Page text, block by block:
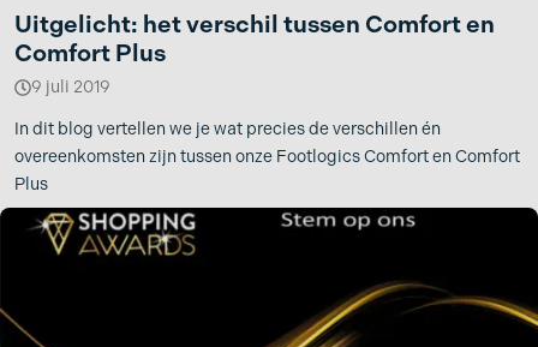
Uitgelicht: het verschil tussen Comfort en
Comfort Plus
9 juli 2019
In dit blog vertellen we je wat precies de verschillen én
overeenkomsten zijn tussen onze Footlogics Comfort en Comfort
Plus